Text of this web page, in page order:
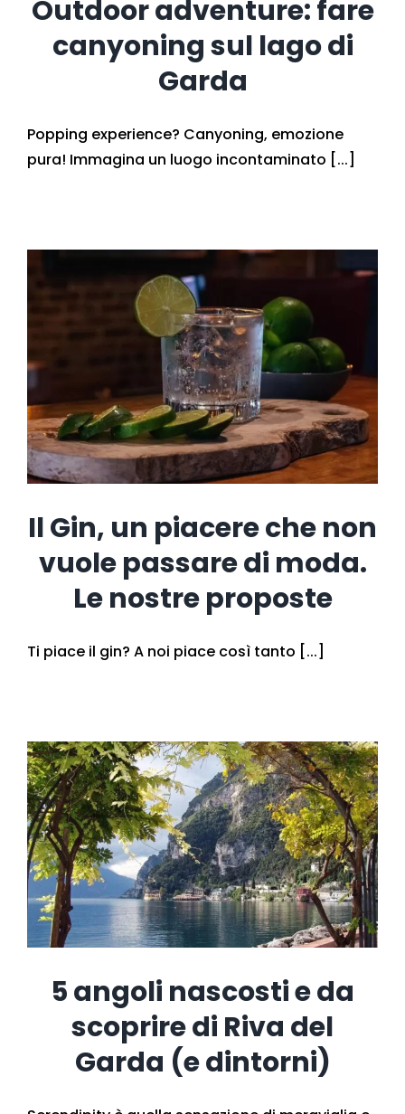
Outdoor adventure: fare
canyoning sul lago di
Garda
Popping experience? Canyoning, emozione
pura! Immagina un luogo incontaminato [...]
Il Gin, un piacere che non
vuole passare di moda.
Le nostre proposte
Ti piace il gin? A noi piace così tanto [...]
5 angoli nascosti e da
scoprire di Riva del
Garda (e dintorni)